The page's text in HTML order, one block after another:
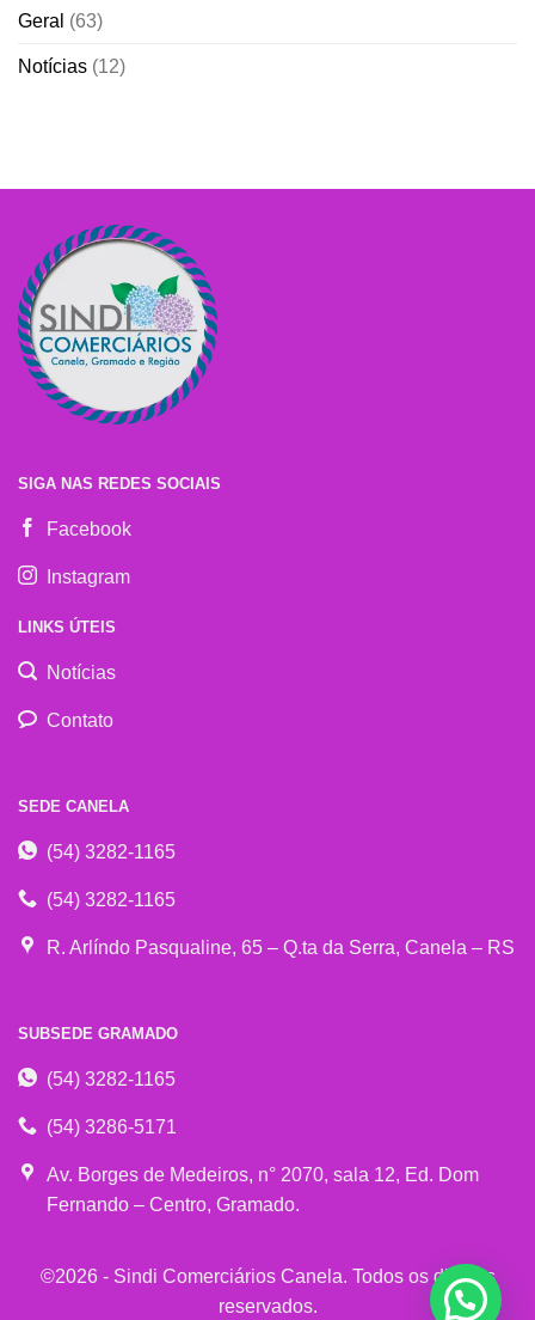
Geral (63)
Notícias (12)
SIGA NAS REDES SOCIAIS
Facebook
Instagram
LINKS ÚTEIS
Notícias
Contato
SEDE CANELA
(54) 3282-1165
(54) 3282-1165
R. Arlíndo Pasqualine, 65 – Q.ta da Serra, Canela – RS
SUBSEDE GRAMADO
(54) 3282-1165
(54) 3286-5171
Av. Borges de Medeiros, n° 2070, sala 12, Ed. Dom
Fernando – Centro, Gramado.
©2026 - Sindi Comerciários Canela. Todos os direitos
reservados.